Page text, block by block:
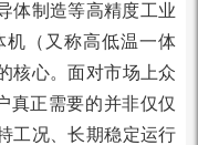
体制造等高精度工业
（又称高低温一体
核心。面对市场上众
真正需要的并非仅仅
工况、长期稳定运行